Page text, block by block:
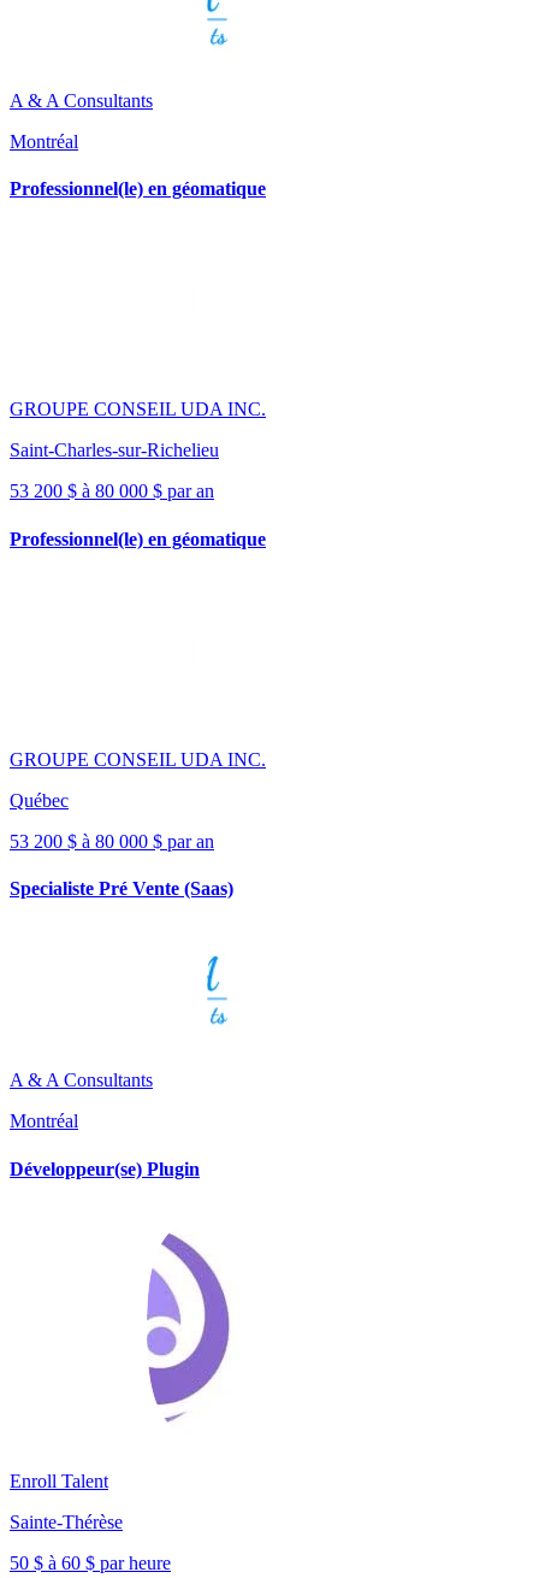
A & A Consultants
Montréal
Professionnel(le) en géomatique
GROUPE CONSEIL UDA INC.
Saint-Charles-sur-Richelieu
53 200 $ à 80 000 $ par an
Professionnel(le) en géomatique
GROUPE CONSEIL UDA INC.
Québec
53 200 $ à 80 000 $ par an
Specialiste Pré Vente (Saas)
A & A Consultants
Montréal
Développeur(se) Plugin
Enroll Talent
Sainte-Thérèse
50 $ à 60 $ par heure